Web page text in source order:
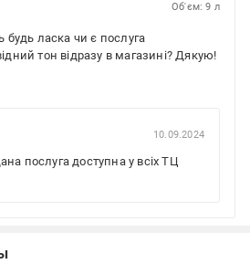
Об'єм: 9 л
будь ласка чи є послуга
тон відразу в магазині? Дякую!
10.09.2024
послуга доступна у всіх ТЦ